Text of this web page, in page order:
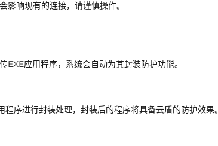
影响现有的连接，请谨慎操作。
EXE应用程序，系统会自动为其封装防护功能。
程序进行封装处理，封装后的程序将具备云盾的防护效果。